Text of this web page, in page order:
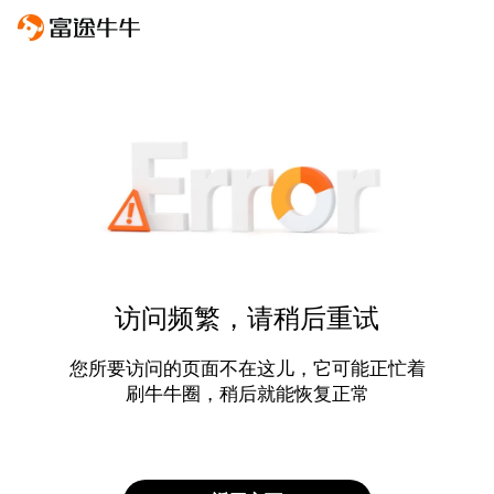
访问频繁，请稍后重试
您所要访问的页面不在这儿，它可能正忙着
刷牛牛圈，稍后就能恢复正常